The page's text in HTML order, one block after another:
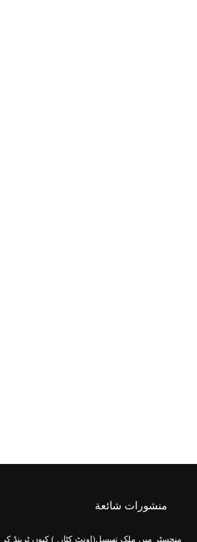
منشورات شائعة
منچسٹر میں ملک تھیسل(اونٹ کٹارہ) کیوں ٹرینڈ